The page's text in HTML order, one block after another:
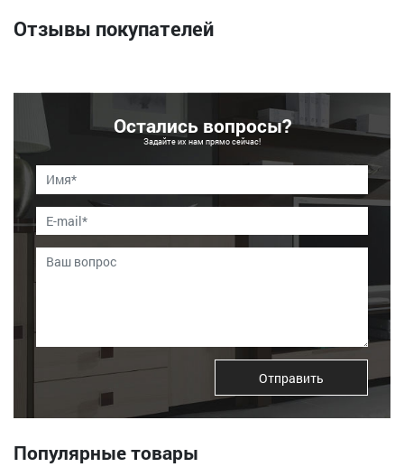
Отзывы покупателей
Остались вопросы?
Задайте их нам прямо сейчас!
Отправить
Популярные товары